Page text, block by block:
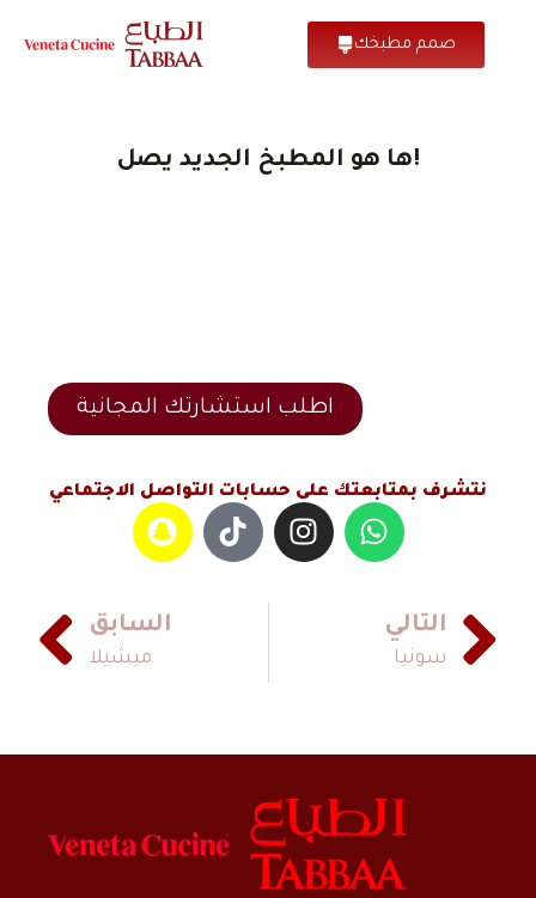
صمم مطبخك
ها هو المطبخ الجديد يصل!
اطلب استشارتك المجانية
نتشرف بمتابعتك على حسابات التواصل الاجتماعي
السابق
ميشيلا
التالي
سونيا